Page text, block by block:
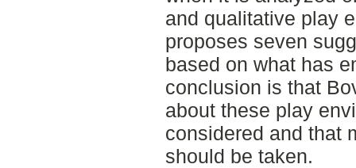
and qualitative play
proposes seven
based on what has
conclusion is that
about these play
considered and that
should be taken.